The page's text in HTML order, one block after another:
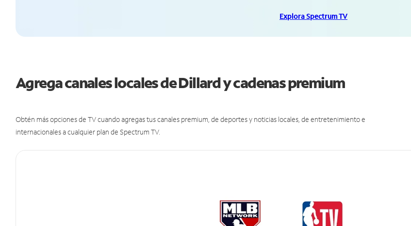
Explora Spectrum TV
Agrega canales locales de Dillard y cadenas premium
Obtén más opciones de TV cuando agregas tus canales premium, de deportes y noticias locales, de entretenimiento e
internacionales a cualquier plan de Spectrum TV.